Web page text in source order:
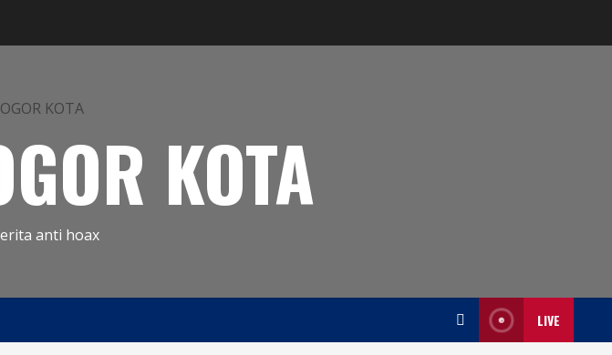
KOTA
anti hoax
LIVE